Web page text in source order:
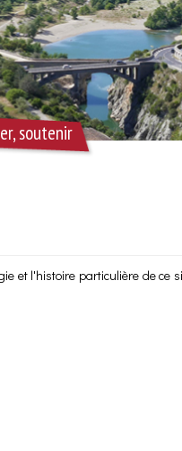
soutenir
et l'histoire particulière de ce